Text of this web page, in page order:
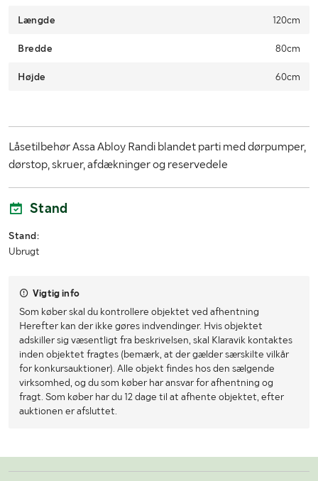
Længde 120cm
Bredde 80cm
Højde 60cm
Låsetilbehør Assa Abloy Randi blandet parti med dørpumper,
dørstop, skruer, afdækninger og reservedele
Stand
Stand:
Ubrugt
Vigtig info
Som køber skal du kontrollere objektet ved afhentning
Herefter kan der ikke gøres indvendinger. Hvis objektet
adskiller sig væsentligt fra beskrivelsen, skal Klaravik kontaktes
inden objektet fragtes (bemærk, at der gælder særskilte vilkår
for konkursauktioner). Alle objekt findes hos den sælgende
virksomhed, og du som køber har ansvar for afhentning og
fragt. Som køber har du 12 dage til at afhente objektet, efter
auktionen er afsluttet.